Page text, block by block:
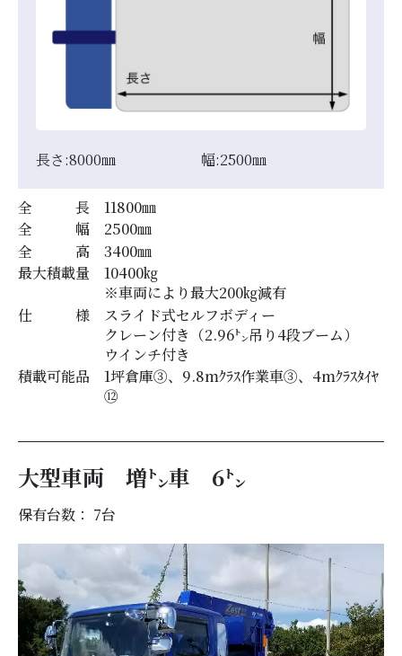
全 長 11800㎜
全 幅
2500㎜
全 高
3400㎜
最大積載量
10400㎏
※車両により最大200㎏減有
仕 様
スライド式セルフボディー
クレーン付き（2.96㌧吊り4段ブーム）
ウインチ付き
積載可能品
1坪倉庫③、9.8mｸﾗｽ作業車③、4mｸﾗｽﾀｲﾔ
⑫
長さ:8000㎜ 幅:2500㎜
大型車両 増㌧車 6㌧
保有台数： 7台